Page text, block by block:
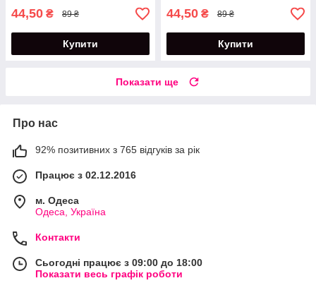
44,50 ₴ 89 ₴
Купити
44,50 ₴ 89 ₴
Купити
Показати ще
Про нас
92% позитивних з 765 відгуків за рік
Працює з 02.12.2016
м. Одеса
Одеса, Україна
Контакти
Сьогодні працює з 09:00 до 18:00
Показати весь графік роботи